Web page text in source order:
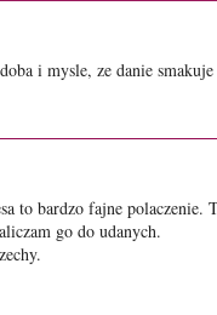
i mysle, ze danie smakuje
to bardzo fajne
go do udanych.